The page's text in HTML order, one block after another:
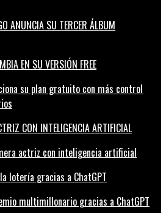
ANUNCIA SU TERCER ÁLBUM
su plan gratuito con más control
actriz con inteligencia artificial
multimillonario gracias a ChatGPT